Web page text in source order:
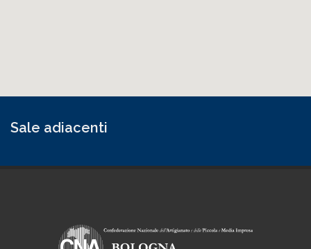
Sale adiacenti